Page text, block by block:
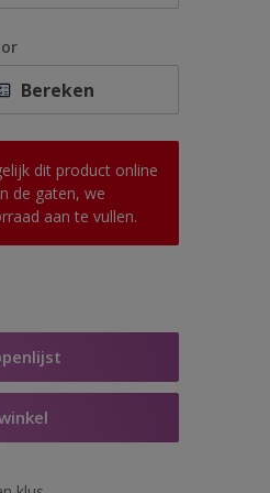
Bereken
dit product online
de gaten, we
aan te vullen.